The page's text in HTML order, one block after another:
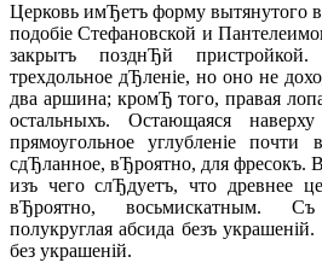
Церковь имЂетъ форму вытянутого
подобiе Стефановской и
закрытъ позднЂй
трехдольное дЂленiе, но оно не
два аршина; кромЂ того, правая
остальныхъ. Остающаяся
прямоугольное углубленiе
сдЂланное, вЂроятно, для фресокъ.
изъ чего слЂдуетъ, что древнее
вЂроятно, восьмискатным.
полукруглая абсида безъ
без украшенiй.